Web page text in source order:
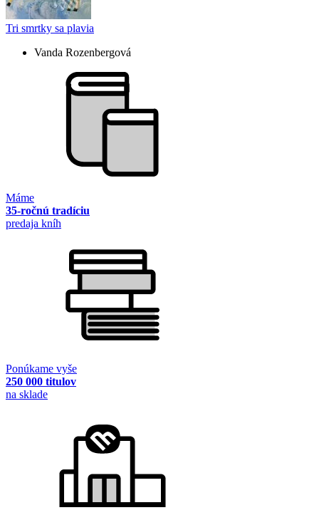
Tri smrtky sa plavia
Vanda Rozenbergová
Máme
35-ročnú tradíciu
predaja kníh
Ponúkame vyše
250 000 titulov
na sklade